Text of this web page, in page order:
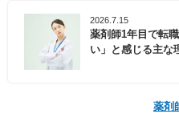
2026.7.15
薬剤師1年目で転
い」と感じる主な
薬剤